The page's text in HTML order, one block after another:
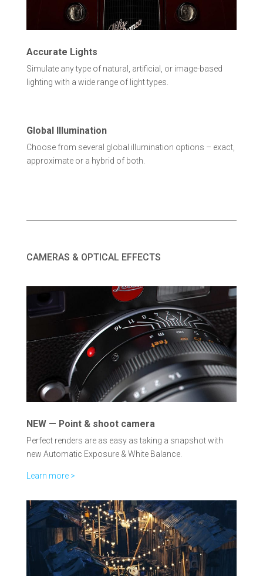
Accurate Lights
Simulate any type of natural, artificial, or image-based
lighting with a wide range of light types.
Global Illumination
Choose from several global illumination options – exact,
approximate or a hybrid of both.
CAMERAS & OPTICAL EFFECTS
NEW — Point & shoot camera
Perfect renders are as easy as taking a snapshot with
new Automatic Exposure & White Balance.
Learn more >